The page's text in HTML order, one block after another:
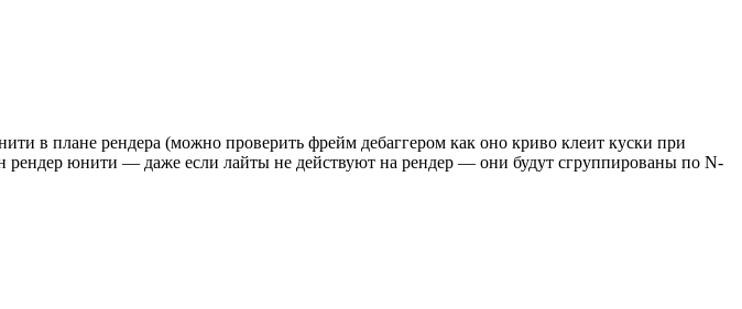
в плане рендера (можно проверить фрейм дебаггером как оно криво клеит куски при
юнити — даже если лайты не действуют на рендер — они будут сгруппированы по N-